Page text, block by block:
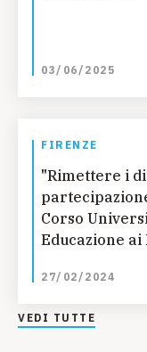
03/06/2025
FIRENZE
"Rimettere i
Corso
Educazione
27/02/2024
VEDI TUTTE